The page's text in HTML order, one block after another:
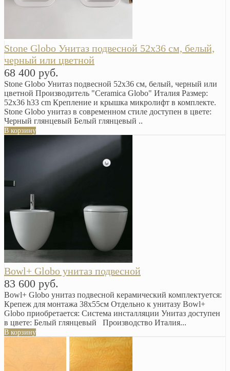
Stone Globo Унитаз подвесной 52х36 см, белый,
черный или цветной
68 400 руб.
Stone Globo Унитаз подвесной 52х36 см, белый, черный или
цветной Производитель "Ceramica Globo" Италия Размер:
52х36 h33 cm Крепление и крышка микролифт в комплекте.
Stone Globo унитаз в современном стиле доступен в цвете:
Черный глянцевый Белый глянцевый ..
В корзину
Bowl+ Globo унитаз подвесной
83 600 руб.
Bowl+ Globo унитаз подвесной керамический комплектуется:
Крепеж для монтажа 38х55см Отдельно к унитазу Bowl+
Globo приобретается: Система инсталляции Унитаз доступен
в цвете: Белый глянцевый Производство Италия...
В корзину